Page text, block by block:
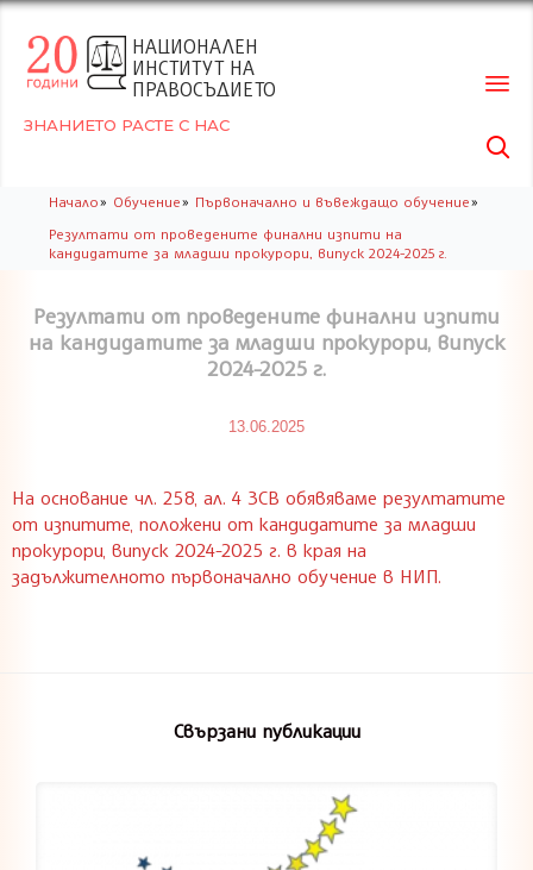
НАЦИОНАЛЕН
ИНСТИТУТ НА
ПРАВОСЪДИЕТО
ЗНАНИЕТО РАСТЕ С НАС

Начало» Обучение» Първоначално и въвеждащо обучение»
Резултати от проведените финални изпити на
кандидатите за младши прокурори, випуск 2024-2025 г.
Резултати от проведените финални изпити
на кандидатите за младши прокурори, випуск
2024-2025 г.
13.06.2025
На основание чл. 258, ал. 4 ЗСВ обявяваме резултатите
от изпитите, положени от кандидатите за младши
прокурори, випуск 2024-2025 г. в края на
задължителното първоначално обучение в НИП.
Свързани публикации